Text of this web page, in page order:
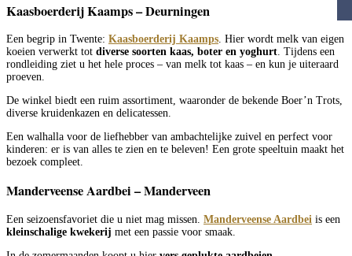
Kaasboerderij Kaamps – Deurningen
Een begrip in Twente: Kaasboerderij Kaamps. Hier wordt melk van eigen
koeien verwerkt tot diverse soorten kaas, boter en yoghurt. Tijdens een
rondleiding ziet u het hele proces – van melk tot kaas – en kun je uiteraard
proeven.
De winkel biedt een ruim assortiment, waaronder de bekende Boer’n Trots,
diverse kruidenkazen en delicatessen.
Een walhalla voor de liefhebber van ambachtelijke zuivel en perfect voor
kinderen: er is van alles te zien en te beleven! Een grote speeltuin maakt het
bezoek compleet.
Manderveense Aardbei – Manderveen
Een seizoensfavoriet die u niet mag missen. Manderveense Aardbei is een
kleinschalige kwekerij met een passie voor smaak.